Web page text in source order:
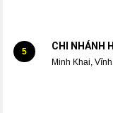
5 CHI NHÁNH
Minh Khai,